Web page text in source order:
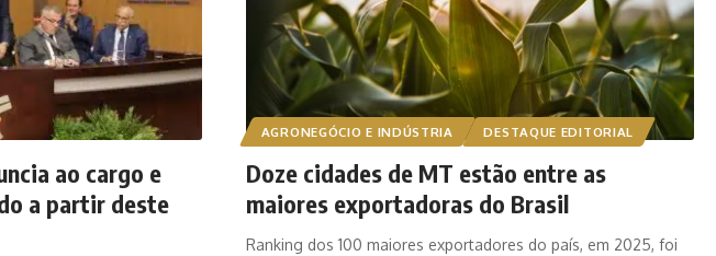
ao cargo e
a partir deste
AGRONEGÓCIO E INDÚSTRIA DESTAQUE EDITORIAL
Doze cidades de MT estão entre as
maiores exportadoras do Brasil
Ranking dos 100 maiores exportadores do país, em 2025, foi